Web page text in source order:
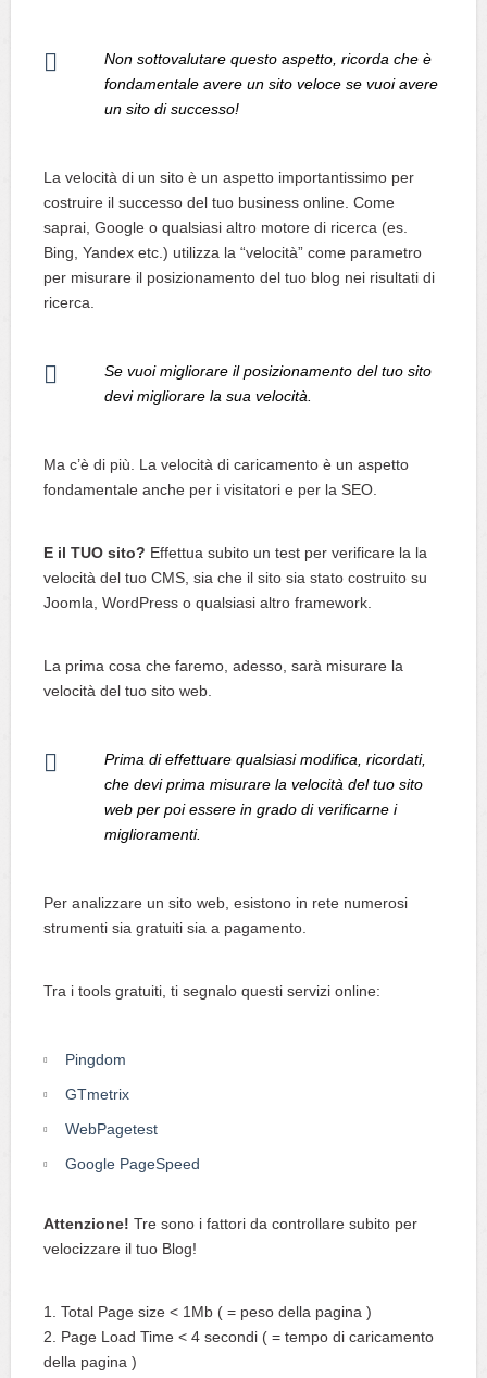
Non sottovalutare questo aspetto, ricorda che è
fondamentale avere un sito veloce se vuoi avere
un sito di successo!
La velocità di un sito è un aspetto importantissimo per
costruire il successo del tuo business online. Come
saprai, Google o qualsiasi altro motore di ricerca (es.
Bing, Yandex etc.) utilizza la “velocità” come parametro
per misurare il posizionamento del tuo blog nei risultati di
ricerca.
Se vuoi migliorare il posizionamento del tuo sito
devi migliorare la sua velocità.
Ma c’è di più. La velocità di caricamento è un aspetto
fondamentale anche per i visitatori e per la SEO.
E il TUO sito? Effettua subito un test per verificare la la
velocità del tuo CMS, sia che il sito sia stato costruito su
Joomla, WordPress o qualsiasi altro framework.
La prima cosa che faremo, adesso, sarà misurare la
velocità del tuo sito web.
Prima di effettuare qualsiasi modifica, ricordati,
che devi prima misurare la velocità del tuo sito
web per poi essere in grado di verificarne i
miglioramenti.
Per analizzare un sito web, esistono in rete numerosi
strumenti sia gratuiti sia a pagamento.
Tra i tools gratuiti, ti segnalo questi servizi online:
Pingdom
GTmetrix
WebPagetest
Google PageSpeed
Attenzione! Tre sono i fattori da controllare subito per
velocizzare il tuo Blog!
Total Page size < 1Mb ( = peso della pagina )
Page Load Time < 4 secondi ( = tempo di caricamento
della pagina )